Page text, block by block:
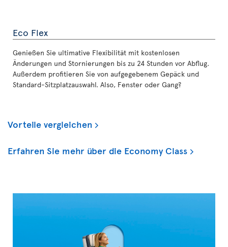
Eco Flex
Genießen Sie ultimative Flexibilität mit kostenlosen
Änderungen und Stornierungen bis zu 24 Stunden vor Abflug.
Außerdem profitieren Sie von aufgegebenem Gepäck und
Standard-Sitzplatzauswahl. Also, Fenster oder Gang?
Vorteile vergleichen
Erfahren Sie mehr über die Economy Class